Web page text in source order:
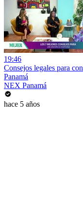
19:46
Consejos legales para
Panamá
NEX Panamá
hace 5 años